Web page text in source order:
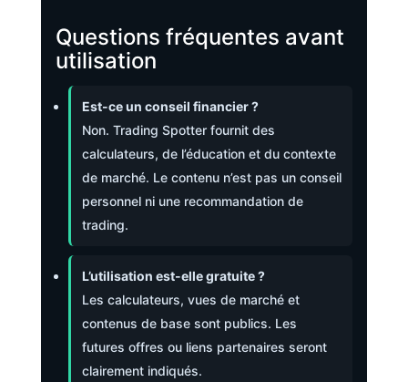
Questions fréquentes avant
utilisation
Est-ce un conseil financier ?
Non. Trading Spotter fournit des
calculateurs, de l’éducation et du contexte
de marché. Le contenu n’est pas un conseil
personnel ni une recommandation de
trading.
L’utilisation est-elle gratuite ?
Les calculateurs, vues de marché et
contenus de base sont publics. Les
futures offres ou liens partenaires seront
clairement indiqués.